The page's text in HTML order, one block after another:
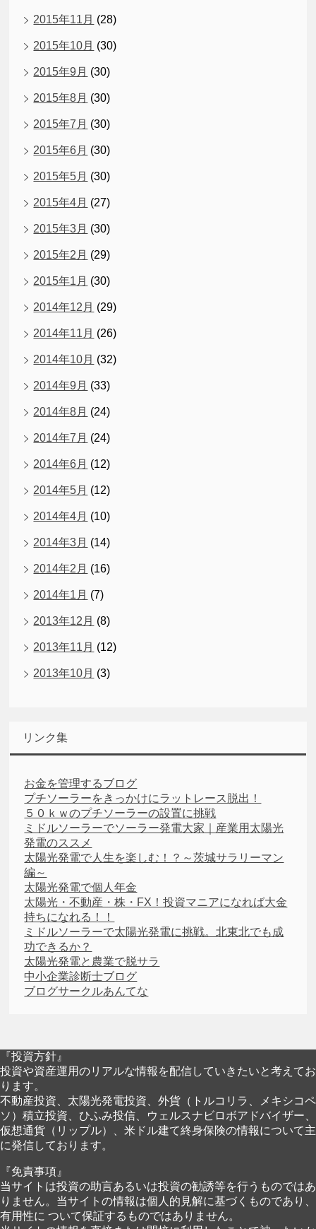
2015年11月 (28)
2015年10月 (30)
2015年9月 (30)
2015年8月 (30)
2015年7月 (30)
2015年6月 (30)
2015年5月 (30)
2015年4月 (27)
2015年3月 (30)
2015年2月 (29)
2015年1月 (30)
2014年12月 (29)
2014年11月 (26)
2014年10月 (32)
2014年9月 (33)
2014年8月 (24)
2014年7月 (24)
2014年6月 (12)
2014年5月 (12)
2014年4月 (10)
2014年3月 (14)
2014年2月 (16)
2014年1月 (7)
2013年12月 (8)
2013年11月 (12)
2013年10月 (3)
リンク集
お金を管理するブログ
プチソーラーをきっかけにラットレース脱出！
５０ｋｗのプチソーラーの設置に挑戦
ミドルソーラーでソーラー発電大家｜産業用太陽光
発電のススメ
太陽光発電で人生を楽しむ！？～茨城サラリーマン
編～
太陽光発電で個人年金
太陽光・不動産・株・FX！投資マニアになれば大金
持ちになれる！！
ミドルソーラーで太陽光発電に挑戦。北東北でも成
功できるか？
太陽光発電と農業で脱サラ
中小企業診断士ブログ
ブログサークルあんてな
『投資方針』
投資や資産運用のリアルな情報を配信していきたいと考えてお
ります。
不動産投資、太陽光発電投資、外貨（トルコリラ、メキシコペ
ソ）積立投資、ひふみ投信、ウェルスナビロボアドバイザー、
仮想通貨（リップル）、米ドル建て終身保険の情報について主
に発信しております。
『免責事項』
当サイトは投資の助言あるいは投資の勧誘等を行うものではあ
りません。当サイトの情報は個人的見解に基づくものであり、
有用性に ついて保証するものではありません。